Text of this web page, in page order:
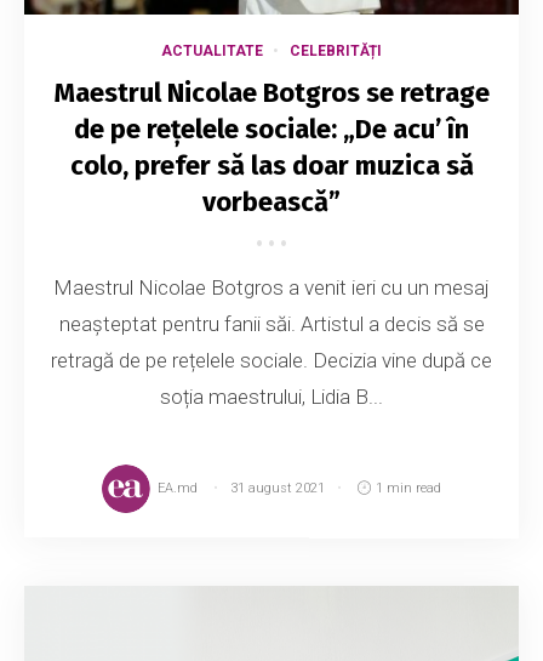
ACTUALITATE CELEBRITĂȚI
Maestrul Nicolae Botgros se retrage
de pe rețelele sociale: „De acu’ în
colo, prefer să las doar muzica să
vorbească”
Maestrul Nicolae Botgros a venit ieri cu un mesaj
neașteptat pentru fanii săi. Artistul a decis să se
retragă de pe rețelele sociale. Decizia vine după ce
soția maestrului, Lidia B...
EA.md 31 august 2021 1 min read